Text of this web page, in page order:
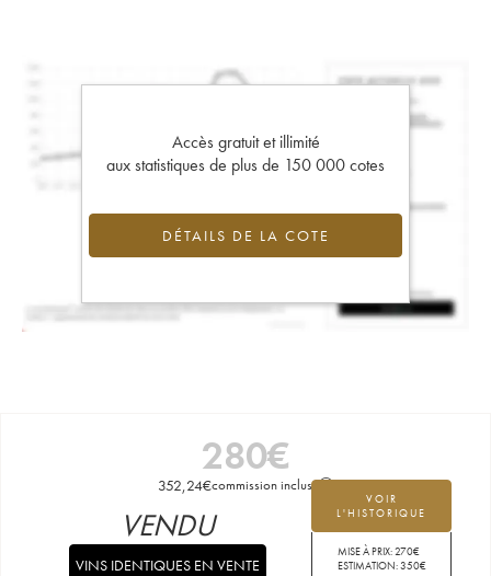
Accès gratuit et illimité
aux statistiques de plus de 150 000 cotes
DÉTAILS DE LA COTE
280€
352,24€commission incluse
VOIR
L'HISTORIQUE
MISE À PRIX:270€
ESTIMATION:350€
VENDU
VINS IDENTIQUES EN VENTE